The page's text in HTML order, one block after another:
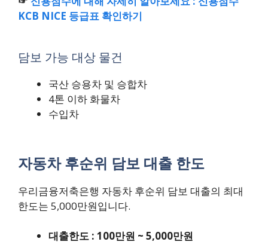
KCB NICE 등급표 확인하기
담보 가능 대상 물건
국산 승용차 및 승합차
4톤 이하 화물차
수입차
자동차 후순위 담보 대출 한도
우리금융저축은행 자동차 후순위 담보 대출의 최대
한도는 5,000만원입니다.
대출한도 : 100만원 ~ 5,000만원